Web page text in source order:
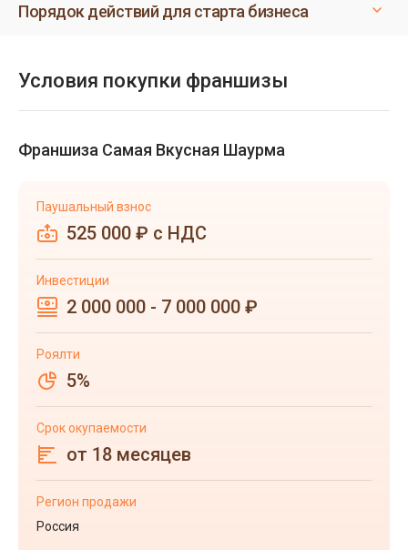
Порядок действий для старта бизнеса
Условия покупки франшизы
Франшиза Самая Вкусная Шаурма
Паушальный взнос
525 000 ₽ с НДС
Инвестиции
2 000 000 - 7 000 000 ₽
Роялти
5%
Срок окупаемости
от 18 месяцев
Регион продажи
Россия